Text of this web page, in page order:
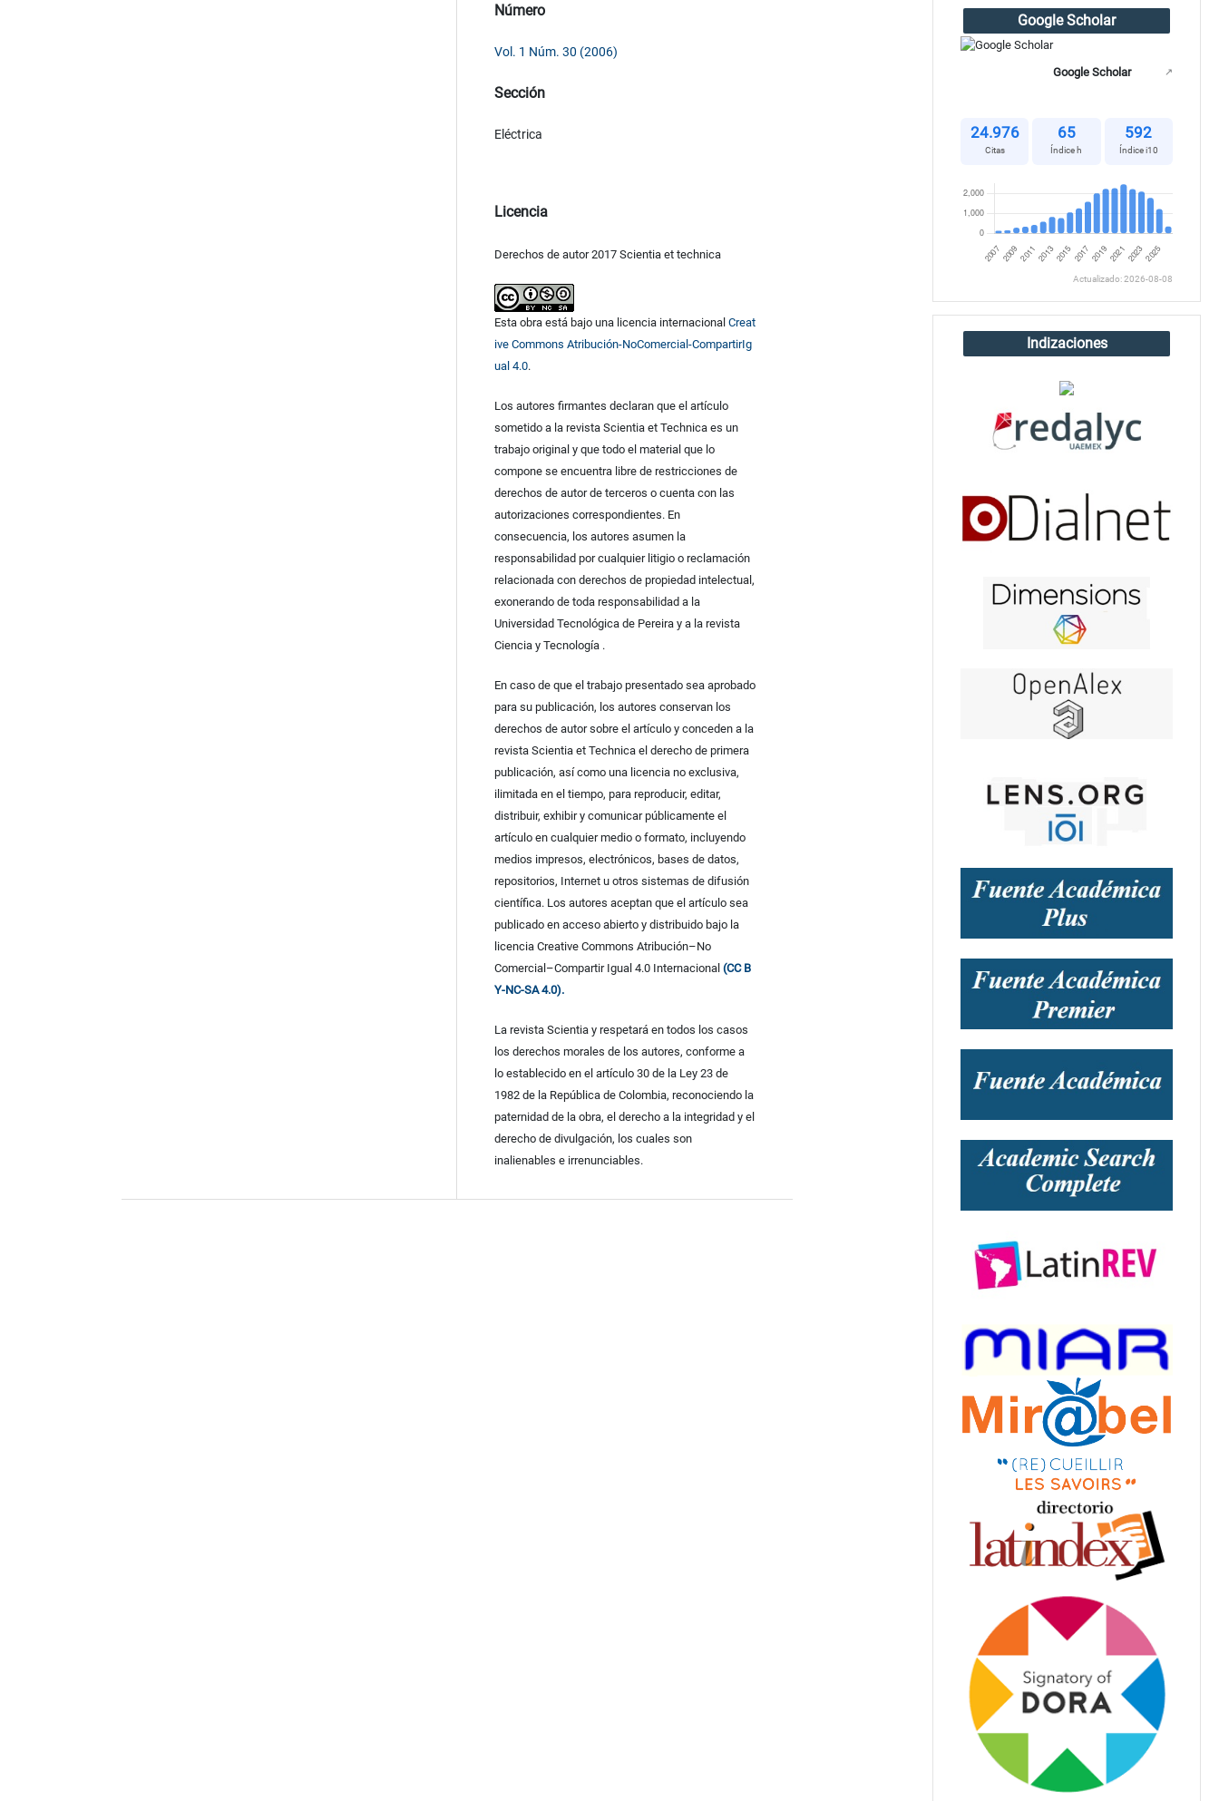
Número
Vol. 1 Núm. 30 (2006)
Sección
Eléctrica
Licencia
Derechos de autor 2017 Scientia et technica
Esta obra está bajo una licencia internacional Creat
ive Commons Atribución-NoComercial-CompartirIg
ual 4.0.
Los autores firmantes declaran que el artículo
sometido a la revista Scientia et Technica es un
trabajo original y que todo el material que lo
compone se encuentra libre de restricciones de
derechos de autor de terceros o cuenta con las
autorizaciones correspondientes. En
consecuencia, los autores asumen la
responsabilidad por cualquier litigio o reclamación
relacionada con derechos de propiedad intelectual,
exonerando de toda responsabilidad a la
Universidad Tecnológica de Pereira y a la revista
Ciencia y Tecnología .
En caso de que el trabajo presentado sea aprobado
para su publicación, los autores conservan los
derechos de autor sobre el artículo y conceden a la
revista Scientia et Technica el derecho de primera
publicación, así como una licencia no exclusiva,
ilimitada en el tiempo, para reproducir, editar,
distribuir, exhibir y comunicar públicamente el
artículo en cualquier medio o formato, incluyendo
medios impresos, electrónicos, bases de datos,
repositorios, Internet u otros sistemas de difusión
científica. Los autores aceptan que el artículo sea
publicado en acceso abierto y distribuido bajo la
licencia Creative Commons Atribución–No
Comercial–Compartir Igual 4.0 Internacional (CC B
Y-NC-SA 4.0).
La revista Scientia y respetará en todos los casos
los derechos morales de los autores, conforme a
lo establecido en el artículo 30 de la Ley 23 de
1982 de la República de Colombia, reconociendo la
paternidad de la obra, el derecho a la integridad y el
derecho de divulgación, los cuales son
inalienables e irrenunciables.
Google Scholar
Google Scholar ↗
24.976
Citas
65
Índice h
592
Índice i10
Actualizado: 2026-08-08
Indizaciones